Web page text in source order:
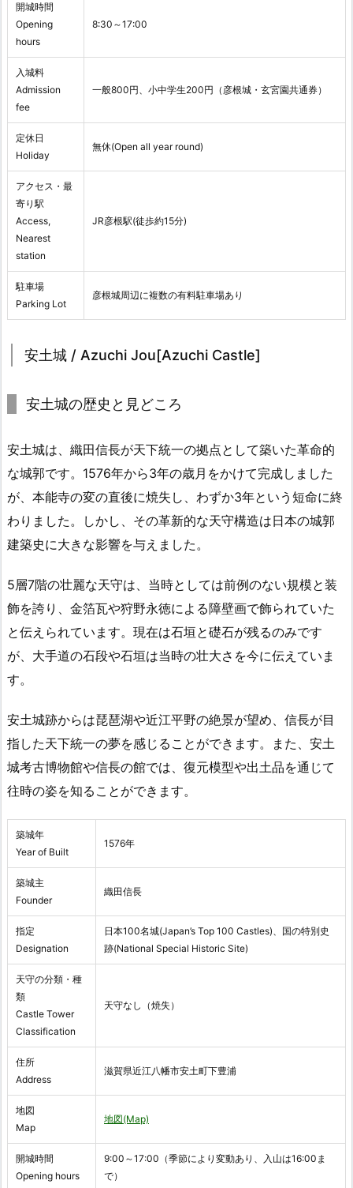
開城時間
Opening
hours
8:30～17:00
入城料
Admission
fee
一般800円、小中学生200円（彦根城・玄宮園共通券）
定休日
Holiday
無休(Open all year round)
アクセス・最
寄り駅
Access,
Nearest
station
JR彦根駅(徒歩約15分)
駐車場
Parking Lot
彦根城周辺に複数の有料駐車場あり
安土城 / Azuchi Jou[Azuchi Castle]
安土城の歴史と見どころ
安土城は、織田信長が天下統一の拠点として築いた革命的
な城郭です。1576年から3年の歳月をかけて完成しました
が、本能寺の変の直後に焼失し、わずか3年という短命に終
わりました。しかし、その革新的な天守構造は日本の城郭
建築史に大きな影響を与えました。
5層7階の壮麗な天守は、当時としては前例のない規模と装
飾を誇り、金箔瓦や狩野永徳による障壁画で飾られていた
と伝えられています。現在は石垣と礎石が残るのみです
が、大手道の石段や石垣は当時の壮大さを今に伝えていま
す。
安土城跡からは琵琶湖や近江平野の絶景が望め、信長が目
指した天下統一の夢を感じることができます。また、安土
城考古博物館や信長の館では、復元模型や出土品を通じて
往時の姿を知ることができます。
築城年
Year of Built
1576年
築城主
Founder
織田信長
指定
Designation
日本100名城(Japan’s Top 100 Castles)、国の特別史
跡(National Special Historic Site)
天守の分類・種
類
Castle Tower
Classification
天守なし（焼失）
住所
Address
滋賀県近江八幡市安土町下豊浦
地図
Map
地図(Map)
開城時間
Opening hours
9:00～17:00（季節により変動あり、入山は16:00ま
で）